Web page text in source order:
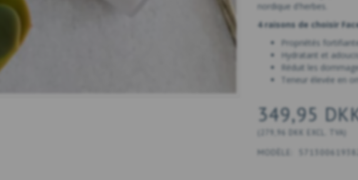
nordique d'herbes.
4 raisons de choisir
Propriétés
Hydratant et
Réduit les
Teneur élevée en
349,95
279,96 DKK EXCL. TVA
MODÈLE: